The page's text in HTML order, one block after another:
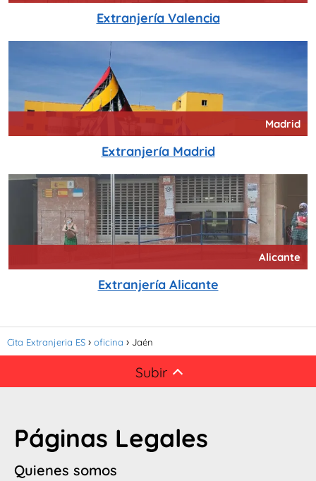
Extranjería Valencia
Madrid
Extranjería Madrid
Alicante
Extranjería Alicante
Cita Extranjeria ES oficina Jaén
Subir
Páginas Legales
Quienes somos